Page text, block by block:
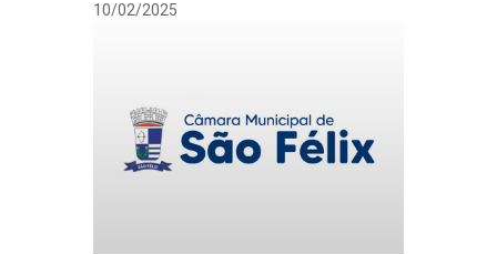
10/02/2025